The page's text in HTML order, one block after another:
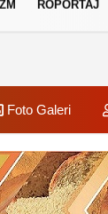
RÖPORTAJ
Foto Galeri